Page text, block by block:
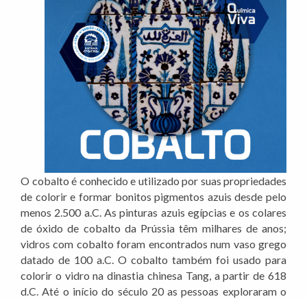
O cobalto é conhecido e utilizado por suas propriedades
de colorir e formar bonitos pigmentos azuis desde pelo
menos 2.500 a.C. As pinturas azuis egípcias e os colares
de óxido de cobalto da Prússia têm milhares de anos;
vidros com cobalto foram encontrados num vaso grego
datado de 100 a.C. O cobalto também foi usado para
colorir o vidro na dinastia chinesa Tang, a partir de 618
d.C. Até o início do século 20 as pessoas exploraram o